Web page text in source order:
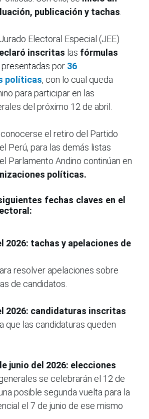
publicación y tachas
Electoral Especial (JEE)
inscritas las fórmulas
presentadas por 36
políticas, con lo cual queda
para participar en las
del próximo 12 de abril.
el retiro del Partido
Perú, para las demás listas
Parlamento Andino continúan en
políticas.
fechas claves en el
2026: tachas y apelaciones de
resolver apelaciones sobre
de candidatos.
2026: candidaturas inscritas
que las candidaturas queden
junio del 2026: elecciones
se celebrarán el 12 de
posible segunda vuelta para la
el 7 de junio de ese mismo